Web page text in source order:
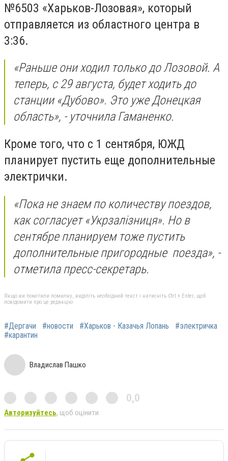
№6503 «Харьков-Лозовая», который
отправляется из областного центра в
3:36.
«Раньше они ходил только до Лозовой. А
теперь, с 29 августа, будет ходить до
станции «Дубово». Это уже Донецкая
область», - уточнила Гаманенко.
Кроме того, что с 1 сентября, ЮЖД
планирует пустить еще дополнительные
электрички.
«Пока не знаем по количеству поездов,
как согласует «Укрзалізниця». Но в
сентябре планируем тоже пустить
дополнительные пригородные поезда», -
отметила пресс-секретарь.
Якщо ви помітили помилку, виділіть необхідний текст і натисніть Ctrl + Enter, щоб
повідомити про це редакцію
#Дергачи #новости #Харьков - Казачья Лопань
#электричка
#карантин
Владислав Пашко
0,0
Авторизуйтесь, щоб оцінити